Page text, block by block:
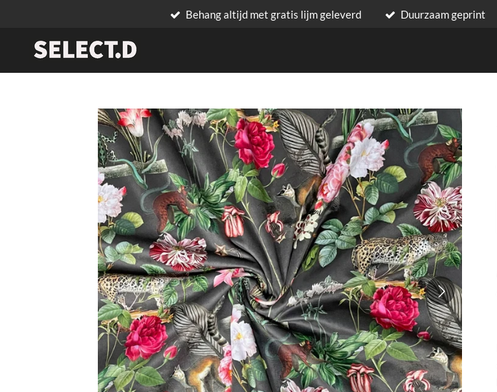
Behang altijd met gratis lijm geleverd Duurzaam geprint